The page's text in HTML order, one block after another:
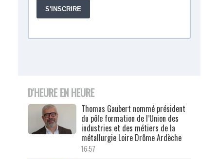
D'HEURE EN HEURE
Thomas Gaubert nommé président
du pôle formation de l’Union des
industries et des métiers de la
métallurgie Loire Drôme Ardèche
16:57